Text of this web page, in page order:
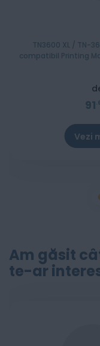
TN3600 XL / TN-
compatibil Printing
91
Vezi
Am găsit
te-ar